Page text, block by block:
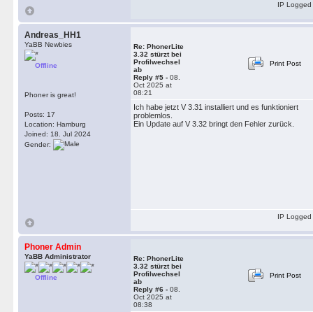
IP Logged
Andreas_HH1
YaBB Newbies
Offline
Phoner is great!
Posts: 17
Location: Hamburg
Joined: 18. Jul 2024
Gender:
Re: PhonerLite
3.32 stürzt bei
Profilwechsel
ab
Reply #5 - 08.
Oct 2025 at
08:21
Print Post
Ich habe jetzt V 3.31 installiert und es funktioniert
problemlos.
Ein Update auf V 3.32 bringt den Fehler zurück.
IP Logged
Phoner Admin
YaBB Administrator
Offline
Re: PhonerLite
3.32 stürzt bei
Profilwechsel
ab
Reply #6 - 08.
Oct 2025 at
08:38
Print Post